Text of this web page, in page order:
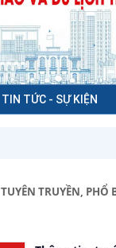
TIN TỨC - SỰ KIỆN
TUYÊN TRUYỀN, PHỔ